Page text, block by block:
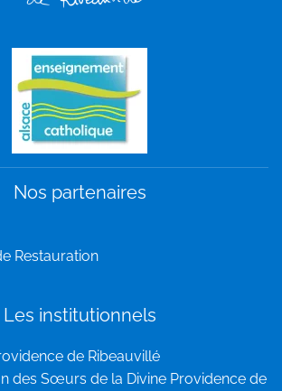
Nos partenaires
Restauration
Les institutionnels
de Ribeauvillé
des Sœurs de la Divine Providence de